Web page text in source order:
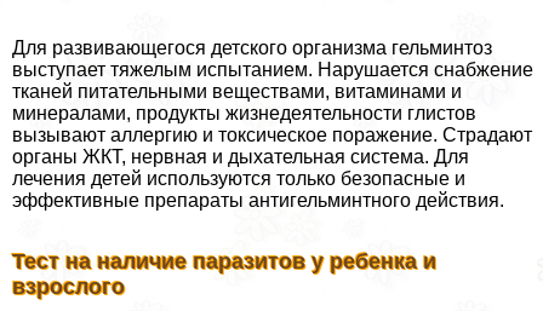
Для развивающегося детского организма гельминтоз
выступает тяжелым испытанием. Нарушается снабжение
тканей питательными веществами, витаминами и
минералами, продукты жизнедеятельности глистов
вызывают аллергию и токсическое поражение. Страдают
органы ЖКТ, нервная и дыхательная система. Для
лечения детей используются только безопасные и
эффективные препараты антигельминтного действия.
Тест на наличие паразитов у ребенка и
взрослого